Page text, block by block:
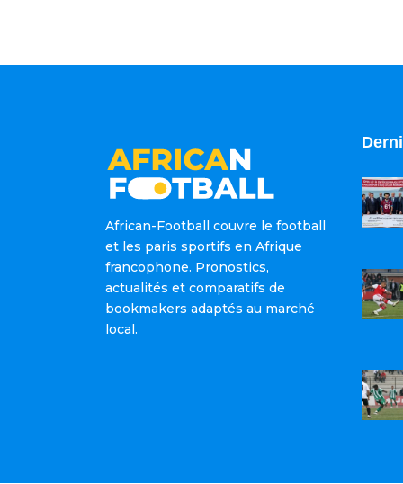
African-Football couvre le football
et les paris sportifs en Afrique
francophone. Pronostics,
actualités et comparatifs de
bookmakers adaptés au marché
local.